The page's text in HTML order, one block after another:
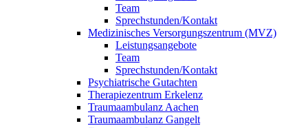
Team
Sprechstunden/Kontakt
Medizinisches Versorgungszentrum (MVZ)
Leistungsangebote
Team
Sprechstunden/Kontakt
Psychiatrische Gutachten
Therapiezentrum Erkelenz
Traumaambulanz Aachen
Traumaambulanz Gangelt